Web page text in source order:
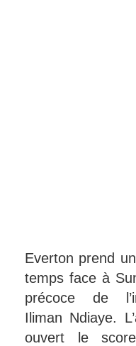
Everton prend
temps face à
précoce de
Iliman Ndiaye.
ouvert le